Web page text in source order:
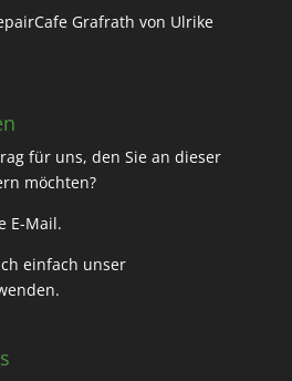
Grafrath von Ulrike
für uns, den Sie an dieser
möchten?
E-Mail.
einfach unser